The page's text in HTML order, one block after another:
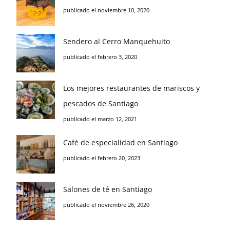
publicado el noviembre 10, 2020
Sendero al Cerro Manquehuito
publicado el febrero 3, 2020
Los mejores restaurantes de mariscos y
pescados de Santiago
publicado el marzo 12, 2021
Café de especialidad en Santiago
publicado el febrero 20, 2023
Salones de té en Santiago
publicado el noviembre 26, 2020